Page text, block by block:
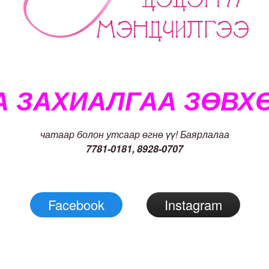
ЗАХИАЛГАА
чатаар болон утсаар өгнө үү! Баярлалаа
7781-0181, 8928-0707
Facebook Instagram